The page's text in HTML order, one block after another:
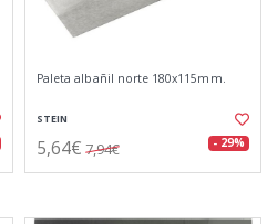
Paleta albañil norte 180x115mm.
STEIN
5,64€ 7,94€ - 29%